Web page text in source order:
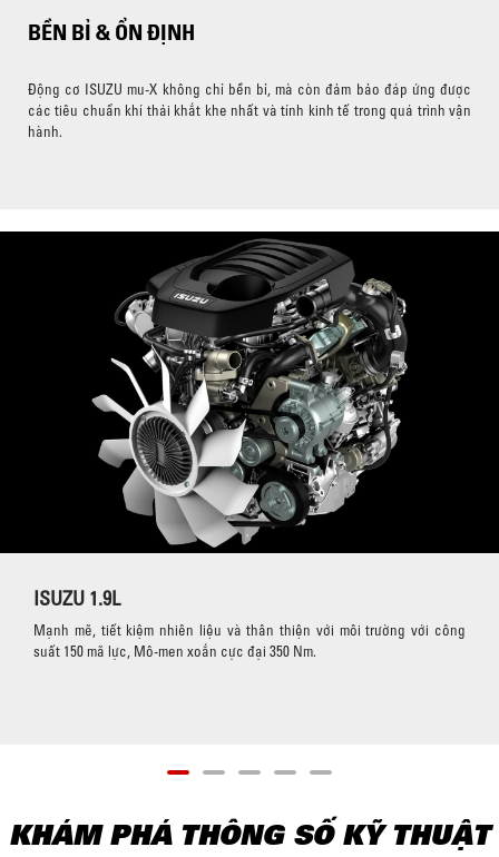
BỀN BỈ & ỔN ĐỊNH
Động cơ ISUZU mu-X không chỉ bền bỉ, mà còn đảm bảo đáp ứng được
các tiêu chuẩn khí thải khắt khe nhất và tính kinh tế trong quá trình vận
hành.
ISUZU 1.9L
Mạnh mẽ, tiết kiệm nhiên liệu và thân thiện với môi trường với công
suất 150 mã lực, Mô-men xoắn cực đại 350 Nm.
KHÁM PHÁ THÔNG SỐ KỸ THUẬT